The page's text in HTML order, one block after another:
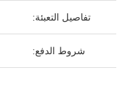
تفاصيل التعبئة:
شروط الدفع: